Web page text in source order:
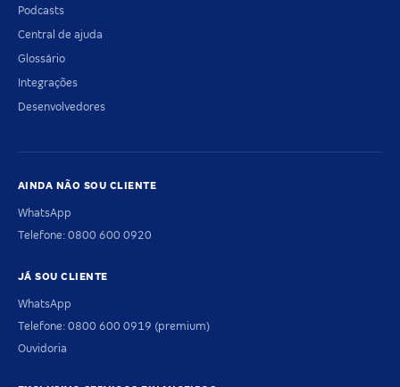
Podcasts
Central de ajuda
Glossário
Integrações
Desenvolvedores
AINDA NÃO SOU CLIENTE
WhatsApp
Telefone: 0800 600 0920
JÁ SOU CLIENTE
WhatsApp
Telefone: 0800 600 0919 (premium)
Ouvidoria